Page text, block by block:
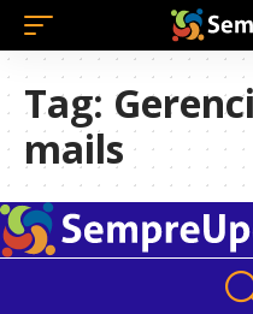
Tag:
mails